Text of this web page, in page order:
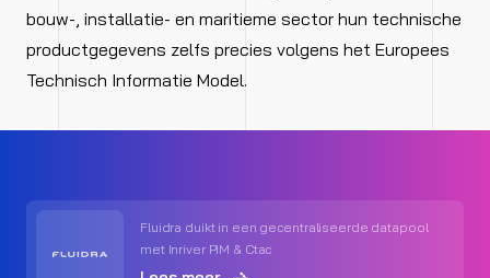
bouw-, installatie- en maritieme sector hun technische
productgegevens zelfs precies volgens het Europees
Technisch Informatie Model.
Fluidra duikt in een gecentraliseerde datapool
met Inriver PIM & Ctac